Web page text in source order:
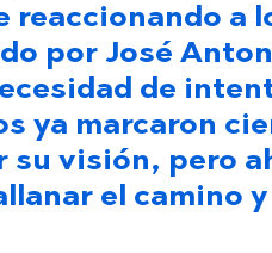
reaccionando a
por José
de
ya marcaron
su visión, pero
el camino